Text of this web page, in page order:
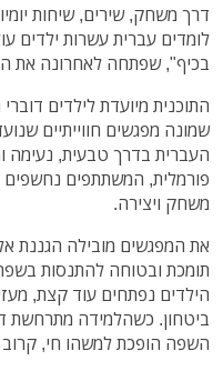
דרך משחק, שירים, שיחות
לומדים עברית עשרות ילדים
בכיף", שפתחה לאחרונה את
התוכנית מיועדת לילדים
שמונה מפגשים חווייתיים
העברית בדרך טבעית, נעימה
פורמלית, המשתתפים נחשפים
משחק ויצירה.
את המפגשים מובילה הגננת
תומכת ובטוחה להתנסות
הילדים נפתחים עוד קצת,
ביטחון. כשהלמידה מתרחשת
השפה הופכת למשהו חי,